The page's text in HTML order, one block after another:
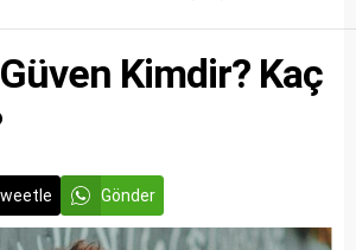
Kimdir? Kaç
Gönder